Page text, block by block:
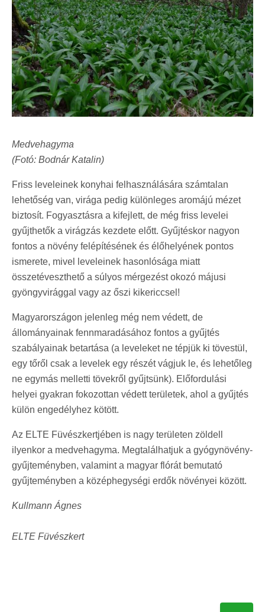
Medvehagyma
(Fotó: Bodnár Katalin)
Friss leveleinek konyhai felhasználására számtalan
lehetőség van, virága pedig különleges aromájú mézet
biztosít. Fogyasztásra a kifejlett, de még friss levelei
gyűjthetők a virágzás kezdete előtt. Gyűjtéskor nagyon
fontos a növény felépítésének és élőhelyének pontos
ismerete, mivel leveleinek hasonlósága miatt
összetéveszthető a súlyos mérgezést okozó májusi
gyöngyvirággal vagy az őszi kikericcsel!
Magyarországon jelenleg még nem védett, de
állományainak fennmaradásához fontos a gyűjtés
szabályainak betartása (a leveleket ne tépjük ki tövestül,
egy tőről csak a levelek egy részét vágjuk le, és lehetőleg
ne egymás melletti tövekről gyűjtsünk). Előfordulási
helyei gyakran fokozottan védett területek, ahol a gyűjtés
külön engedélyhez kötött.
Az ELTE Füvészkertjében is nagy területen zöldell
ilyenkor a medvehagyma. Megtalálhatjuk a gyógynövény-
gyűjteményben, valamint a magyar flórát bemutató
gyűjteményben a középhegységi erdők növényei között.
Kullmann Ágnes
ELTE Füvészkert